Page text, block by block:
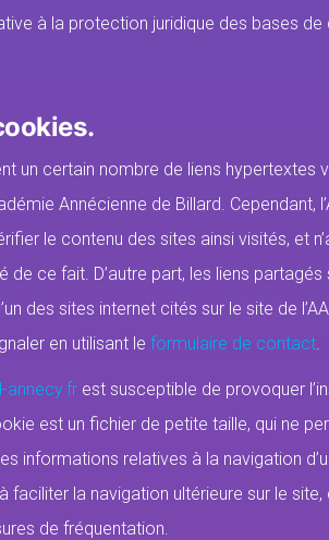
à la protection juridique des bases de
un certain nombre de liens hypertextes
Annécienne de Billard. Cependant,
le contenu des sites ainsi visités, et
ce fait. D’autre part, les liens
des sites internet cités sur le site de
en utilisant le formulaire de contact.
annecy.frest susceptible de provoquer
est un fichier de petite taille, qui ne
informations relatives à la navigation
faciliter la navigation ultérieure sur le
de fréquentation.